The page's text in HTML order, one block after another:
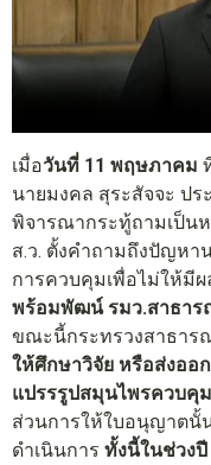
เมื่อวันที่ 11 พฤษภาคม
นายมงคล สุระสัจจะ ป
พิจารณากระทู้ถามเป็น
ส.ว. ตั้งคำถามถึงปัญหา
การควบคุมเพื่อไม่ให้มี
พร้อมพัฒน์ รมว.สาธา
ขณะนี้กระทรวงสาธาร
ให้ศึกษาวิจัย หรือส่งออ
แปรรรูปสมุนไพรควบคุ
ส่วนการให้ใบอนุญาตนั้
ดำเนินการ ทั้งนี้ในช่วง